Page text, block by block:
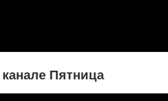
Пятница